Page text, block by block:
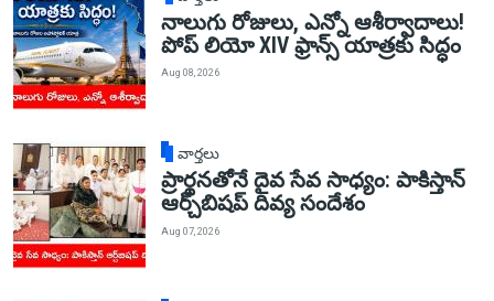
నాలుగు రోజులు, ఎన్నో ఆశీర్వాదాలు!
పోప్ లియో XIV ఫ్రాన్స్ యాత్రకు సిద్ధం
Aug 08, 2026
వార్తలు
ప్రార్థనతోనే దైవ సేవ సాధ్యం: పాకిస్తాన్‌
ఆర్చ్‌బిషప్ దివ్య సందేశం
Aug 07, 2026